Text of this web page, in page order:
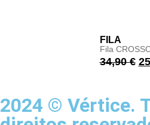
FILA
Fila
34,90€
2024 © Vértice.